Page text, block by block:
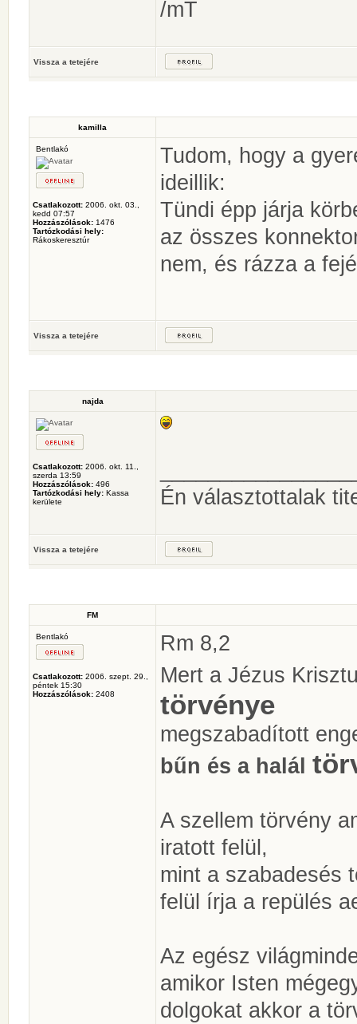
/mT
Vissza a tetejére
kamilla
Bentlakó
Csatlakozott: 2006. okt. 03.,
kedd 07:57
Hozzászólások: 1476
Tartózkodási hely:
Rákoskeresztúr
Tudom, hogy a
ideillik:
Tündi épp járja
az összes
nem, és rázza a
Vissza a tetejére
najda
Csatlakozott: 2006. okt. 11.,
szerda 13:59
Hozzászólások: 496
Tartózkodási hely: Kassa
kerülete
Én választottalak
Vissza a tetejére
FM
Bentlakó
Csatlakozott: 2006. szept. 29.,
péntek 15:30
Hozzászólások: 2408
Rm 8,2
Mert a Jézus
törvénye
megszabadított
bűn és a halál
A szellem törvény
iratott felül,
mint a szabadesés
felül írja a repülés
Az egész
amikor Isten
dolgokat akkor a